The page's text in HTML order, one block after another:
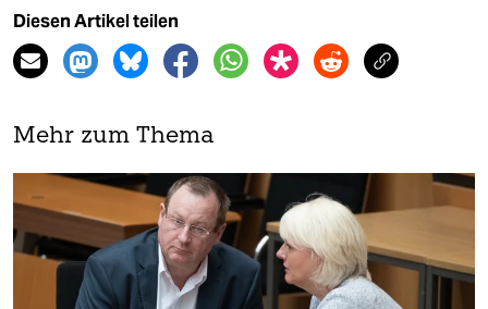
Diesen Artikel teilen
Mehr zum Thema